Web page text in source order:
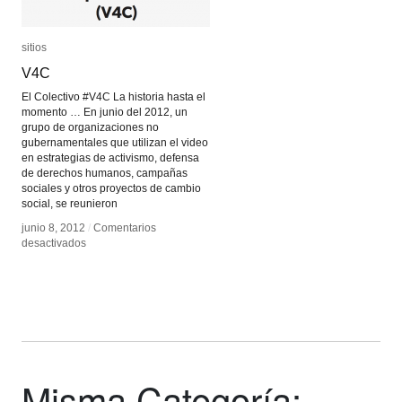
sitios
V4C
El Colectivo #V4C La historia hasta el
momento … En junio del 2012, un
grupo de organizaciones no
gubernamentales que utilizan el video
en estrategias de activismo, defensa
de derechos humanos, campañas
sociales y otros proyectos de cambio
social, se reunieron
junio 8, 2012 / Comentarios
desactivadosen
sitios
V4C
junio 8, 2012 / Comentarios
desactivadosen